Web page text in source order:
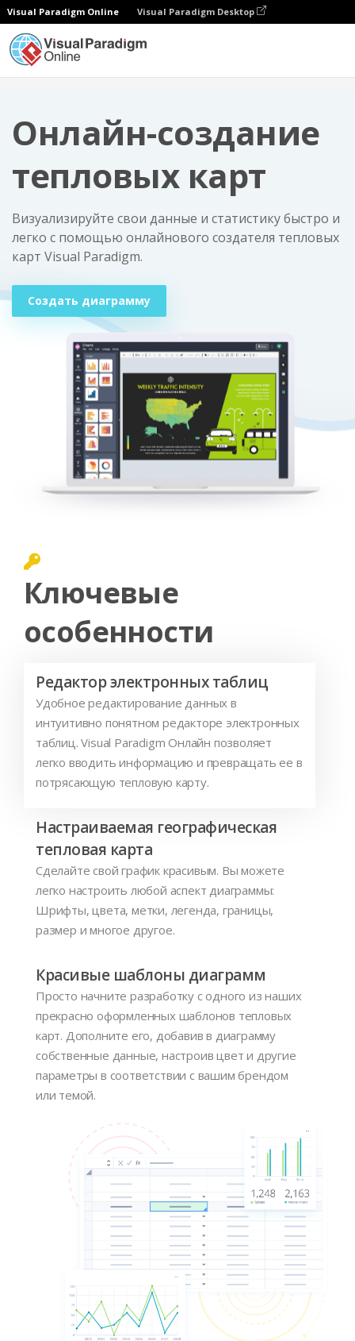
Visual Paradigm Online Visual Paradigm Desktop
Онлайн-создание
тепловых карт
Визуализируйте свои данные и статистику быстро и
легко с помощью онлайнового создателя тепловых
карт Visual Paradigm.
Создать диаграмму
Ключевые
особенности
Редактор электронных таблиц
Удобное редактирование данных в
интуитивно понятном редакторе электронных
таблиц. Visual Paradigm Онлайн позволяет
легко вводить информацию и превращать ее в
потрясающую тепловую карту.
Настраиваемая географическая
тепловая карта
Сделайте свой график красивым. Вы можете
легко настроить любой аспект диаграммы:
Шрифты, цвета, метки, легенда, границы,
размер и многое другое.
Красивые шаблоны диаграмм
Просто начните разработку с одного из наших
прекрасно оформленных шаблонов тепловых
карт. Дополните его, добавив в диаграмму
собственные данные, настроив цвет и другие
параметры в соответствии с вашим брендом
или темой.